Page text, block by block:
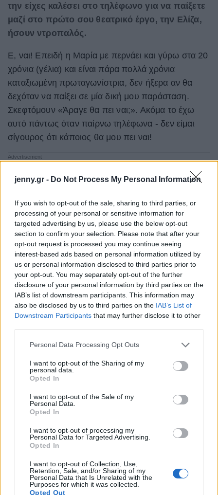
jenny.gr - Do Not Process My Personal Information
If you wish to opt-out of the sale, sharing to third parties, or
processing of your personal or sensitive information for
targeted advertising by us, please use the below opt-out
section to confirm your selection. Please note that after your
opt-out request is processed you may continue seeing
interest-based ads based on personal information utilized by
us or personal information disclosed to third parties prior to
your opt-out. You may separately opt-out of the further
disclosure of your personal information by third parties on the
IAB’s list of downstream participants. This information may
also be disclosed by us to third parties on the IAB’s List of
Downstream Participants that may further disclose it to other
Please note that this website/app uses one or more Google
not limited to your visit or usage behaviour. You may click to
grant or deny consent to Google and its third-party tags to
use your data for below specified purposes in below Google
consent section.
Personal Data Processing Opt Outs
I want to opt-out of the Sharing of my
personal data.
Opted In
I want to opt-out of the Sale of my
Personal Data.
Opted In
I want to opt-out of processing my
Personal Data for Targeted Advertising.
Opted In
I want to opt-out of Collection, Use,
Retention, Sale, and/or Sharing of my
Personal Data that Is Unrelated with the
Purposes for which it was collected.
Opted Out
την είχες καλέσει στο τηλέφωνο για να παίξετε
μαζί στο πρώτο σου θεατρικό έργο, την Ελίζα,
ήσουν ντροπαλός.
Ε, ναι! Επειδή η Μαρία με περνάει και γύρω στα 20
χρόνια (γέλια) και είναι πάρα πολλά χρόνια
καταξιωμένη πρωταγωνίστρια, δεν ήξερα αν θα
δεχόταν να παίξει σε μία δική μου παράσταση.
Σκεφτόμουν «Άραγε θα πει ναι;». Ακόμα το έχω
αυτό πάντως όταν παίρνω τηλέφωνα - δεν είμαι
σίγουρος ότι κάποιος θα μου πει ναι!